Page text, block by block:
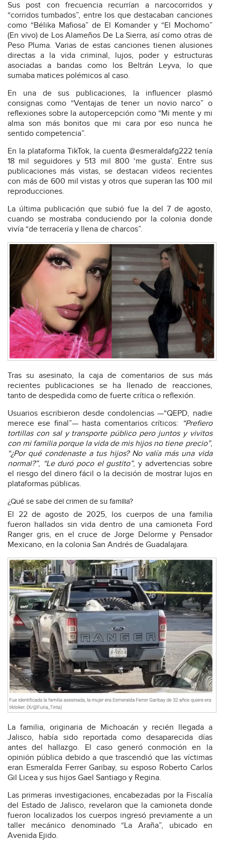
Sus post con frecuencia recurrían a narcocorridos y
“corridos tumbados”, entre los que destacaban canciones
como “Bélika Mafiosa” de El Komander y “El Mochomo”
(En vivo) de Los Alameños De La Sierra, así como otras de
Peso Pluma. Varias de estas canciones tienen alusiones
directas a la vida criminal, lujos, poder y estructuras
asociadas a bandas como los Beltrán Leyva, lo que
sumaba matices polémicos al caso.
En una de sus publicaciones, la influencer plasmó
consignas como “Ventajas de tener un novio narco” o
reflexiones sobre la autopercepción como “Mi mente y mi
alma son más bonitos que mi cara por eso nunca he
sentido competencia”.
En la plataforma TikTok, la cuenta @esmeraldafg222 tenía
18 mil seguidores y 513 mil 800 ‘me gusta’. Entre sus
publicaciones más vistas, se destacan videos recientes
con más de 600 mil vistas y otros que superan las 100 mil
reproducciones.
La última publicación que subió fue la del 7 de agosto,
cuando se mostraba conduciendo por la colonia donde
vivía “de terracería y llena de charcos”.
Tras su asesinato, la caja de comentarios de sus más
recientes publicaciones se ha llenado de reacciones,
tanto de despedida como de fuerte crítica o reflexión.
Usuarios escribieron desde condolencias —“QEPD, nadie
merece ese final”— hasta comentarios críticos:
“Prefiero
tortillas con sal y transporte público pero juntos y vivitos
con mi familia porque la vida de mis hijos no tiene precio”,
“¿Por qué condenaste a tus hijos? No valía más una vida
normal?”, “Le duró poco el gustito”, y advertencias sobre
el riesgo del dinero fácil o la decisión de mostrar lujos en
plataformas públicas.
¿Qué se sabe del crimen de su familia?
El 22 de agosto de 2025, los cuerpos de una familia
fueron hallados sin vida dentro de una camioneta Ford
Ranger gris, en el cruce de Jorge Delorme y Pensador
Mexicano, en la colonia San Andrés de Guadalajara.
La familia, originaria de Michoacán y recién llegada a
Jalisco, había sido reportada como desaparecida días
antes del hallazgo. El caso generó conmoción en la
opinión pública debido a que trascendió que las víctimas
eran Esmeralda Ferrer Garibay, su esposo Roberto Carlos
Gil Licea y sus hijos Gael Santiago y Regina.
Las primeras investigaciones, encabezadas por la Fiscalía
del Estado de Jalisco, revelaron que la camioneta donde
fueron localizados los cuerpos ingresó previamente a un
taller mecánico denominado “La Araña”, ubicado en
Avenida Ejido.